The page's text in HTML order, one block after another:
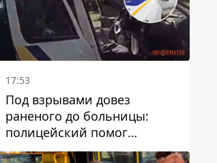
17:53
Под взрывами довез
раненого до больницы:
полицейский помог
пострадавшему после атаки